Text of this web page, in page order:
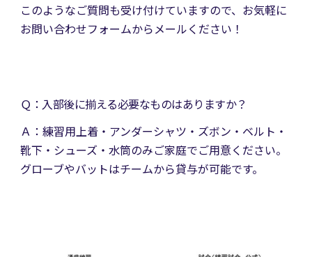
このようなご質問も受け付けていますので、お気軽に
お問い合わせフォームからメールください！
Ｑ： 入部後に揃える必要なものはありますか？
Ａ：練習用上着・アンダーシャツ・ズボン・ベルト・
靴下・シューズ・水筒のみご家庭でご用意ください。
グローブやバットはチームから貸与が可能です。